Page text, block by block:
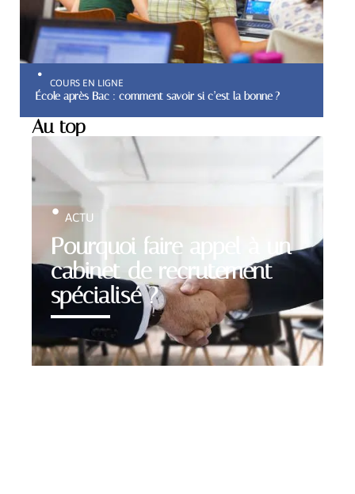
COURS EN LIGNE
École après Bac : comment savoir si c’est la bonne ?
Au top
Pourquoi faire appel à un
cabinet de recrutement
spécialisé ?
ACTU